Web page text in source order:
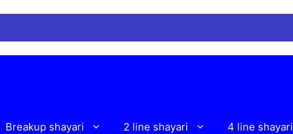
Breakup shayari 2 line shayari 4 line shayari